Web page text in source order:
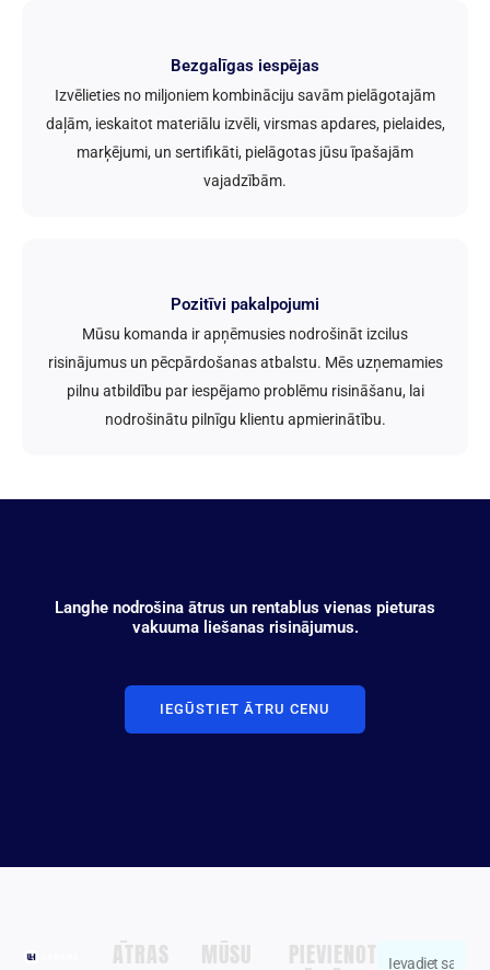
Bezgalīgas iespējas
Izvēlieties no miljoniem kombināciju savām pielāgotajām
daļām, ieskaitot materiālu izvēli, virsmas apdares, pielaides,
marķējumi, un sertifikāti, pielāgotas jūsu īpašajām
vajadzībām.
Pozitīvi pakalpojumi
Mūsu komanda ir apņēmusies nodrošināt izcilus
risinājumus un pēcpārdošanas atbalstu. Mēs uzņemamies
pilnu atbildību par iespējamo problēmu risināšanu, lai
nodrošinātu pilnīgu klientu apmierinātību.
Langhe nodrošina ātrus un rentablus vienas pieturas
vakuuma liešanas risinājumus.
IEGŪSTIET ĀTRU CENU
ĀTRAS
MŪSU
PIEVIENOTĀSIevadiet